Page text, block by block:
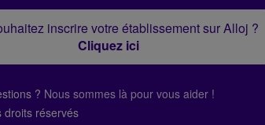
inscrire votre établissement sur Alloj ?
Cliquez ici
? Nous sommes là pour vous aider !
droits réservés